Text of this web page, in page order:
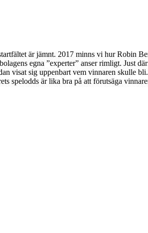
är jämnt. 2017 minns vi hur Robin
egna ”experter” anser rimligt. Just
visat sig uppenbart vem vinnaren skulle
spelodds är lika bra på att förutsäga